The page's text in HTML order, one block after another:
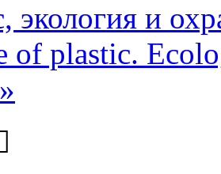
экология и
of plastic.